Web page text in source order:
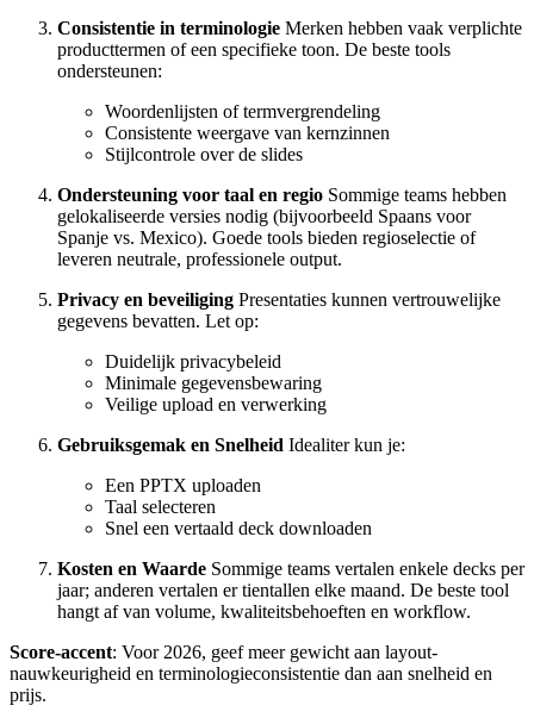
Consistentie in terminologie Merken hebben vaak verplichte
producttermen of een specifieke toon. De beste tools
ondersteunen:
Woordenlijsten of termvergrendeling
Consistente weergave van kernzinnen
Stijlcontrole over de slides
Ondersteuning voor taal en regio Sommige teams hebben
gelokaliseerde versies nodig (bijvoorbeeld Spaans voor
Spanje vs. Mexico). Goede tools bieden regioselectie of
leveren neutrale, professionele output.
Privacy en beveiliging Presentaties kunnen vertrouwelijke
gegevens bevatten. Let op:
Duidelijk privacybeleid
Minimale gegevensbewaring
Veilige upload en verwerking
Gebruiksgemak en Snelheid Idealiter kun je:
Een PPTX uploaden
Taal selecteren
Snel een vertaald deck downloaden
Kosten en Waarde Sommige teams vertalen enkele decks per
jaar; anderen vertalen er tientallen elke maand. De beste tool
hangt af van volume, kwaliteitsbehoeften en workflow.
Score-accent: Voor 2026, geef meer gewicht aan layout-
nauwkeurigheid en terminologieconsistentie dan aan snelheid en
prijs.